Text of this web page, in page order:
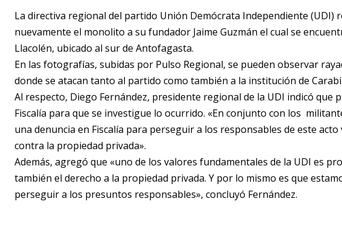
La directiva regional del partido Unión Demócrata Independiente (UDI)
nuevamente el monolito a su fundador Jaime Guzmán el cual se
Llacolén, ubicado al sur de Antofagasta.
En las fotografías, subidas por Pulso Regional, se pueden observar
donde se atacan tanto al partido como también a la institución de
Al respecto, Diego Fernández, presidente regional de la UDI indicó que
Fiscalía para que se investigue lo ocurrido. «En conjunto con los
una denuncia en Fiscalía para perseguir a los responsables de este
contra la propiedad privada».
Además, agregó que «uno de los valores fundamentales de la UDI es
también el derecho a la propiedad privada. Y por lo mismo es que
perseguir a los presuntos responsables», concluyó Fernández.